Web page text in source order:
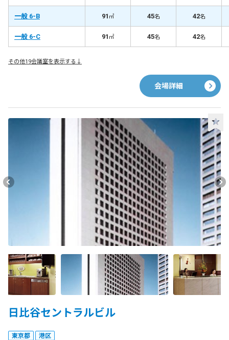
一般 6-B 91 ㎡ 45名 42名
一般 6-C 91 ㎡ 45名 42名
その他19会議室を表示する↓
会場詳細
日比谷セントラルビル
東京都 港区